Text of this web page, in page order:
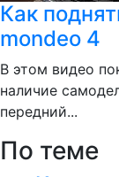
Как
mondeo 4
В этом видео
наличие
передний...
По теме